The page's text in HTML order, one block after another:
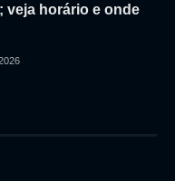
veja horário e onde